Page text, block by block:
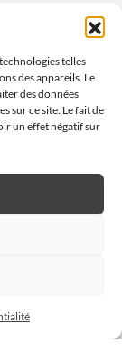
telles
des appareils. Le
des données
sur ce site. Le fait de
un effet négatif sur
!